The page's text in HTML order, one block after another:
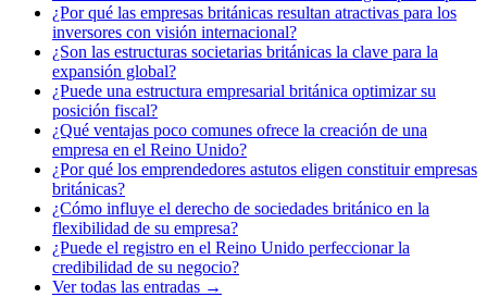
¿Por qué las empresas británicas resultan atractivas para los
inversores con visión internacional?
¿Son las estructuras societarias británicas la clave para la
expansión global?
¿Puede una estructura empresarial británica optimizar su
posición fiscal?
¿Qué ventajas poco comunes ofrece la creación de una
empresa en el Reino Unido?
¿Por qué los emprendedores astutos eligen constituir empresas
británicas?
¿Cómo influye el derecho de sociedades británico en la
flexibilidad de su empresa?
¿Puede el registro en el Reino Unido perfeccionar la
credibilidad de su negocio?
Ver todas las entradas →